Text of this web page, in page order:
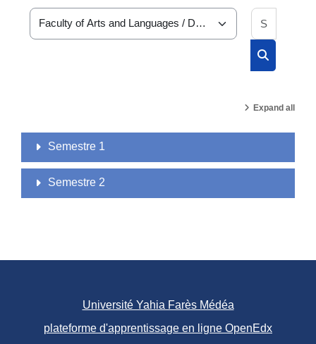
Course categories
Expand all
Semestre 1
Semestre 2
Université Yahia Farès Médéa
plateforme d'apprentissage en ligne OpenEdx